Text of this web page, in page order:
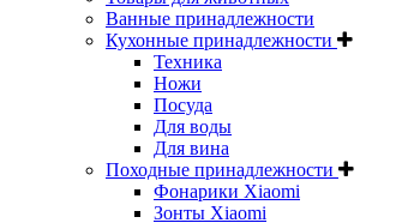
Ванные принадлежности
Кухонные принадлежности
Техника
Ножи
Посуда
Для воды
Для вина
Походные принадлежности
Фонарики Xiaomi
Зонты Xiaomi